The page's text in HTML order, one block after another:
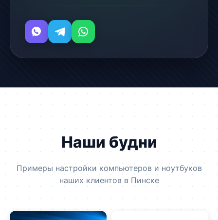
Наши будни
Примеры настройки компьютеров и ноутбуков
наших клиентов в Пинске